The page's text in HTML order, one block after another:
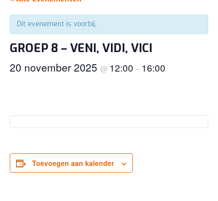
Dit evenement is voorbij.
GROEP 8 – VENI, VIDI, VICI
20 november 2025 @ 12:00 – 16:00
Toevoegen aan kalender